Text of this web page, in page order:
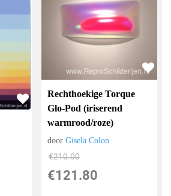
Rechthoekige Torque
Glo-Pod (iriserend
warmrood/roze)
doorGisela Colon
€210.00
€121.80